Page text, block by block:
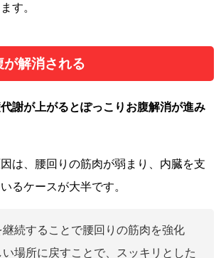
す。
解消される
謝が上がるとぽっこりお腹解消が進み
は、腰回りの筋肉が弱まり、内臓を支
るケースが大半です。
継続することで腰回りの筋肉を強化
い場所に戻すことで、スッキリとした